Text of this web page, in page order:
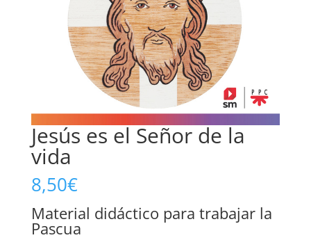
Jesús es el Señor de la
vida
8,50€
Material didáctico para trabajar la
Pascua